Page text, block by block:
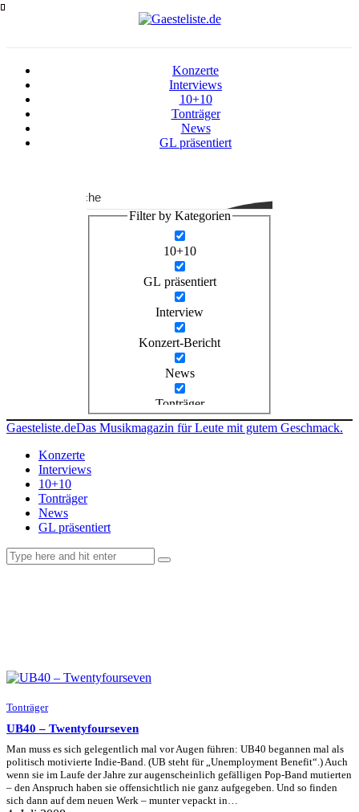
Konzerte
Interviews
10+10
Tonträger
News
GL präsentiert
Suche
Filter by Kategorien
10+10
GL präsentiert
Interview
Konzert-Bericht
News
Tonträger
Gaesteliste.deDas Musikmagazin für Leute mit gutem Geschmack.
Konzerte
Interviews
10+10
Tonträger
News
GL präsentiert
Tonträger
UB40 – Twentyfourseven
Man muss es sich gelegentlich mal vor Augen führen: UB40 begannen mal als
politisch motivierte Indie-Band. (UB steht für „Unemployment Benefit“.) Auch
wenn sie im Laufe der Jahre zur augenscheinlich gefälligen Pop-Band mutierten
– den Anspruch haben sie offensichtlich nie ganz aufgegeben. Und so finden
sich dann auf dem neuen Werk – munter vepackt in…